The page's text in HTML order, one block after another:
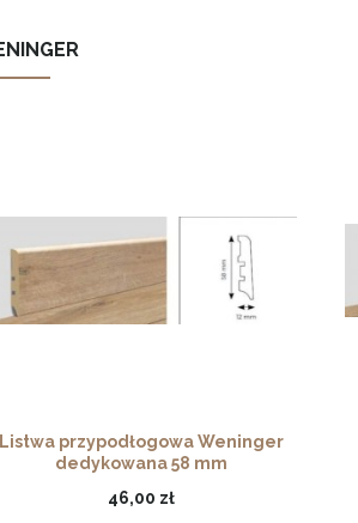
Listwa przypodłogowa Weninger
dedykowana 58 mm
46,00 zł